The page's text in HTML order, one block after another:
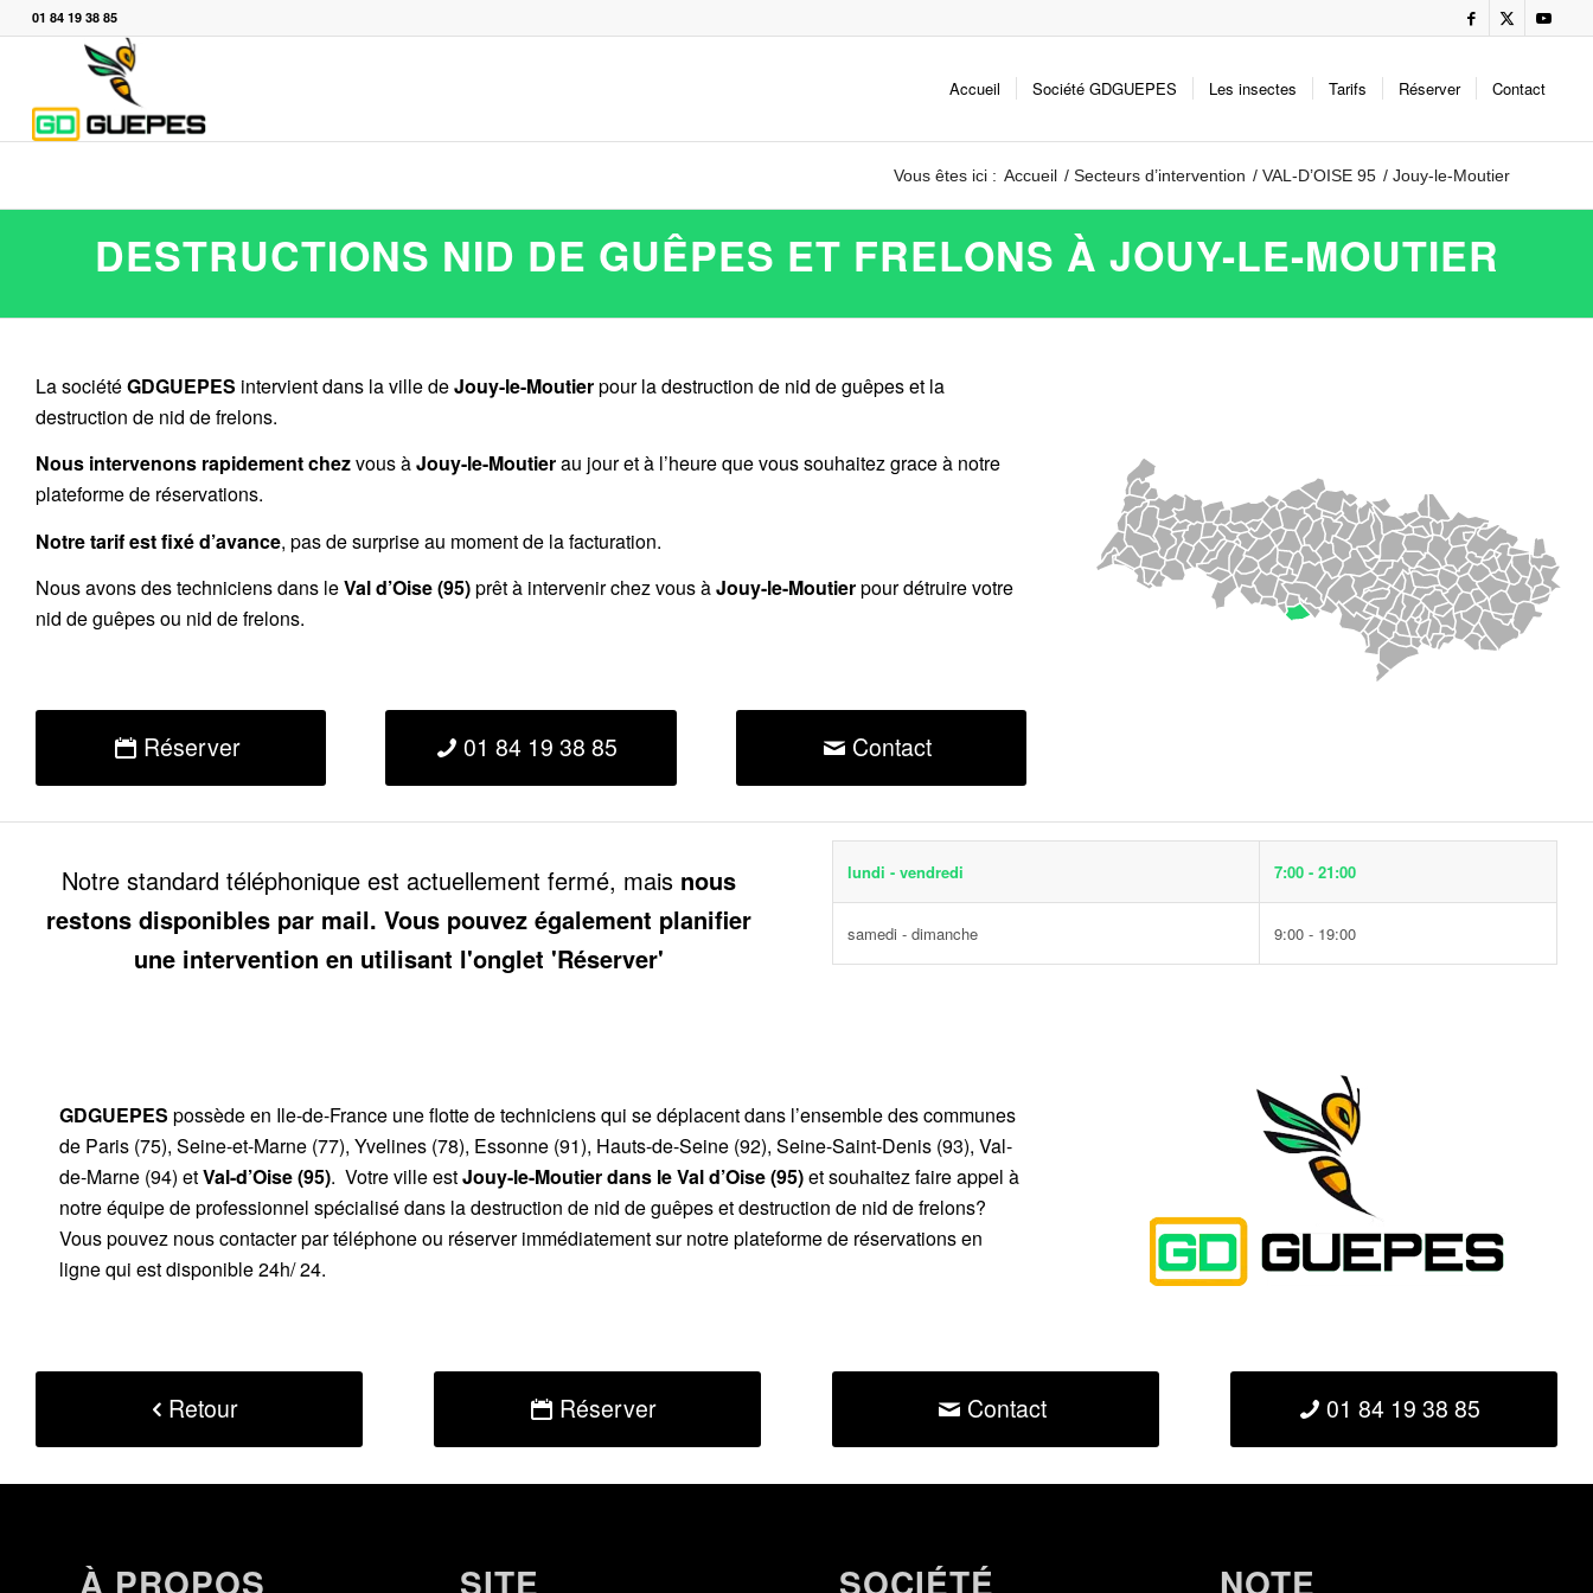
01 84 19 38 85
Accueil Société GDGUEPES Les insectes Tarifs Réserver Contact
Vous êtes ici : Accueil / Secteurs d’intervention / VAL-D’OISE 95 / Jouy-le-Moutier
DESTRUCTIONS NID DE GUÊPES ET FRELONS À JOUY-LE-MOUTIER
La sociétéGDGUEPES intervient dans la ville deJouy-le-Moutierpour la destruction de nid de guêpes et la
destruction de nid de frelons.
Nous intervenons rapidement chezvous àJouy-le-Moutierau jour et à l’heure que vous souhaitez grace à notre
plateforme de réservations.
Notre tarif est fixé d’avance, pas de surprise au moment de la facturation.
Nous avons des techniciens dans leVal d’Oise (95)prêt à intervenir chez vous àJouy-le-Moutierpour détruire votre
nid de guêpes ou nid de frelons.
Réserver 01 84 19 38 85 Contact
Notre standard téléphonique est actuellement fermé, mais nous
restons disponibles par mail. Vous pouvez également planifier
une intervention en utilisant l'onglet 'Réserver'
lundi - vendredi 7:00 - 21:00
samedi - dimanche 9:00 - 19:00
GDGUEPES possède en Ile-de-France une flotte de techniciens qui se déplacent dans l’ensemble des communes
de Paris (75), Seine-et-Marne (77), Yvelines (78), Essonne (91), Hauts-de-Seine (92), Seine-Saint-Denis (93), Val-
de-Marne (94) etVal-d’Oise (95). Votre ville estJouy-le-Moutier dans le Val d’Oise (95)et souhaitez faire appel à
notre équipe de professionnel spécialisé dans la destruction de nid de guêpes et destruction de nid de frelons?
Vous pouvez nous contacter par téléphone ou réserver immédiatement sur notre plateforme de réservations en
ligne qui est disponible 24h/ 24.
Retour Réserver Contact 01 84 19 38 85
À PROPOS SITE SOCIÉTÉ NOTE